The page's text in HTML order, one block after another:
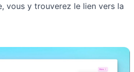
vous y trouverez le lien vers la